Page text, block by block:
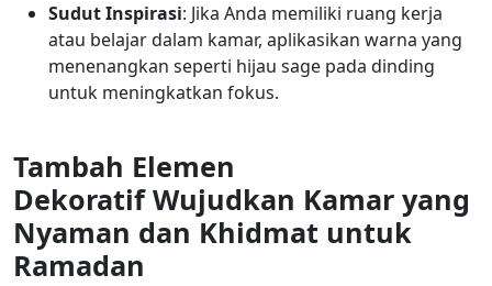
Sudut Inspirasi: Jika Anda memiliki ruang kerja
atau belajar dalam kamar, aplikasikan warna yang
menenangkan seperti hijau sage pada dinding
untuk meningkatkan fokus.
Tambah Elemen
Dekoratif Wujudkan Kamar yang
Nyaman dan Khidmat untuk
Ramadan